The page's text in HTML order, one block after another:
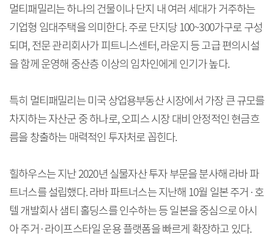
멀티패밀리는 하나의 건물이나 단지 내 여러 세대가 거주하는
기업형 임대주택을 의미한다. 주로 단지당 100~300가구로 구성
되며, 전문 관리회사가 피트니스센터, 라운지 등 고급 편의시설
을 함께 운영해 중산층 이상의 임차인에게 인기가 높다.
특히 멀티패밀리는 미국 상업용부동산 시장에서 가장 큰 규모를
차지하는 자산군 중 하나로, 오피스 시장 대비 안정적인 현금흐
름을 창출하는 매력적인 투자처로 꼽힌다.
힐하우스는 지난 2020년 실물자산 투자 부문을 분사해 라바 파
트너스를 설립했다. 라바 파트너스는 지난해 10월 일본 주거·호
텔 개발회사 샘티 홀딩스를 인수하는 등 일본을 중심으로 아시
아 주거·라이프스타일 운용 플랫폼을 빠르게 확장하고 있다.